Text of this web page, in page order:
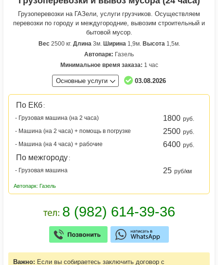
Грузоперевозки на ГАЗели, услуги грузчиков. Осуществляем
перевозки по городу и междугородние, вывозим строительный и
бытовой мусор.
Вес2500 кг. Длина 3м. Ширина 1,9м. Высота 1,5м.
Автопарк: Газель
Минимальное время заказа: 1 час
Основные услуги 03.08.2026
По ЕКб :
- Грузовая машина (на 2 часа)
1800 руб.
- Машина (на 2 часа) + помощь в погрузке
2500 руб.
- Машина (на 4 часа) + рабочие
6400 руб.
По межгороду :
- Грузовая машина
25 руб/км
Автопарк: Газель
Важно: Если вы собираетесь заключить договор с